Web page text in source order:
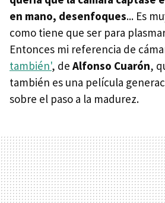
en mano, desenfoques... Es
como tiene que ser para
Entonces mi referencia de
también', de Alfonso Cuarón,
también es una película
sobre el paso a la madurez.